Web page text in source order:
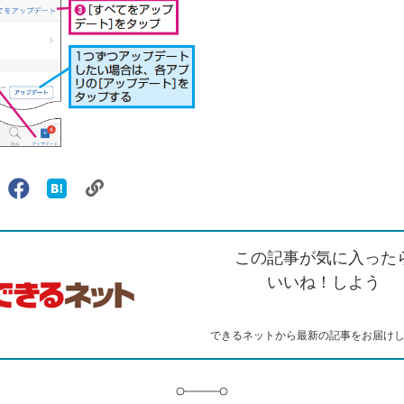
する
旧
Facebook
シ
な
マ
ー
追
ク
ー
この記事が気に入った
いいね！しよう
できるネットから最新の記事をお届けし